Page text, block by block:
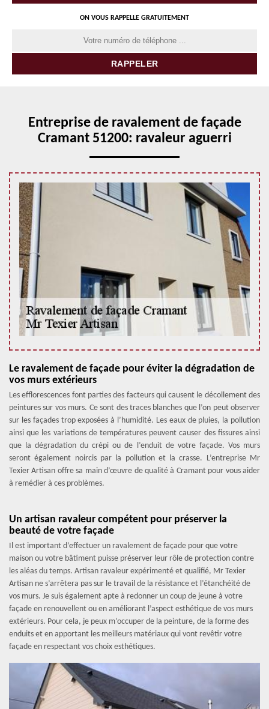
ON VOUS RAPPELLE GRATUITEMENT
Entreprise de ravalement de façade
Cramant 51200: ravaleur aguerri
Le ravalement de façade pour éviter la dégradation de
vos murs extérieurs
Les efflorescences font parties des facteurs qui causent le décollement des
peintures sur vos murs. Ce sont des traces blanches que l’on peut observer
sur les façades trop exposées à l’humidité. Les eaux de pluies, la pollution
ainsi que les variations de températures peuvent causer des fissures ainsi
que la dégradation du crépi ou de l’enduit de votre façade. Vos murs
seront également noircis par la pollution et la crasse. L’entreprise Mr
Texier Artisan offre sa main d’œuvre de qualité à Cramant pour vous aider
à remédier à ces problèmes.
Un artisan ravaleur compétent pour préserver la
beauté de votre façade
Il est important d’effectuer un ravalement de façade pour que votre
maison ou votre bâtiment puisse préserver leur rôle de protection contre
les aléas du temps. Artisan ravaleur expérimenté et qualifié, Mr Texier
Artisan ne s’arrêtera pas sur le travail de la résistance et l’étanchéité de
vos murs. Je suis également apte à redonner un coup de jeune à votre
façade en renouvellent ou en améliorant l’aspect esthétique de vos murs
extérieurs. Pour cela, je peux m’occuper de la peinture, de la forme des
enduits et en apportant les meilleurs matériaux qui vont revêtir votre
façade en respectant vos choix esthétiques.